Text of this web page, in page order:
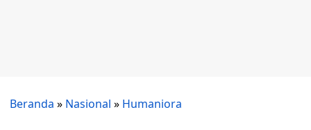
Beranda » Nasional » Humaniora